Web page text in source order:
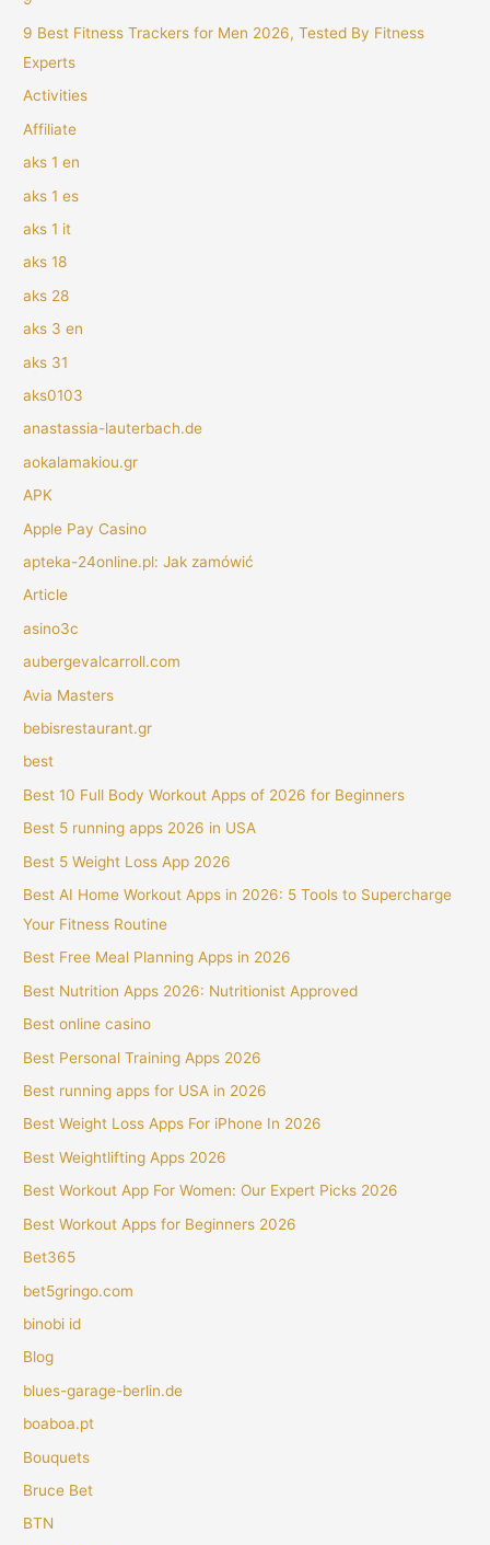
9 Best Fitness Trackers for Men 2026, Tested By Fitness
Experts
Activities
Affiliate
aks 1 en
aks 1 es
aks 1 it
aks 18
aks 28
aks 3 en
aks 31
aks0103
anastassia-lauterbach.de
aokalamakiou.gr
APK
Apple Pay Casino
apteka-24online.pl: Jak zamówić
Article
asino3c
aubergevalcarroll.com
Avia Masters
bebisrestaurant.gr
best
Best 10 Full Body Workout Apps of 2026 for Beginners
Best 5 running apps 2026 in USA
Best 5 Weight Loss App 2026
Best AI Home Workout Apps in 2026: 5 Tools to Supercharge
Your Fitness Routine
Best Free Meal Planning Apps in 2026
Best Nutrition Apps 2026: Nutritionist Approved
Best online casino
Best Personal Training Apps 2026
Best running apps for USA in 2026
Best Weight Loss Apps For iPhone In 2026
Best Weightlifting Apps 2026
Best Workout App For Women: Our Expert Picks 2026
Best Workout Apps for Beginners 2026
Bet365
bet5gringo.com
binobi id
Blog
blues-garage-berlin.de
boaboa.pt
Bouquets
Bruce Bet
BTN